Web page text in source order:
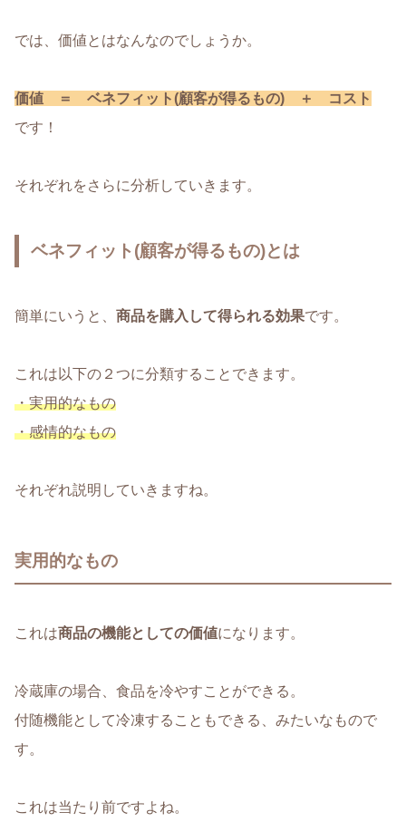
では、価値とはなんなのでしょうか。
価値 ＝ ベネフィット(顧客が得るもの) ＋ コスト
です！
それぞれをさらに分析していきます。
ベネフィット(顧客が得るもの)とは
簡単にいうと、 商品を購入して得られる効果です。
これは以下の２つに分類することできます。
・実用的なもの
・感情的なもの
それぞれ説明していきますね。
実用的なもの
これは商品の機能としての価値になります。
冷蔵庫の場合、食品を冷やすことができる。
付随機能として冷凍することもできる、みたいなもので
す。
これは当たり前ですよね。